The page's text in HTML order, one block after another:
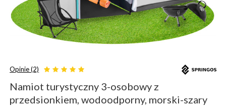
Opinie (2)
Namiot turystyczny 3-osobowy z
przedsionkiem, wodoodporny, morski-szary